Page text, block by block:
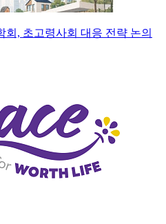
회, 초고령사회 대응 전략 논의